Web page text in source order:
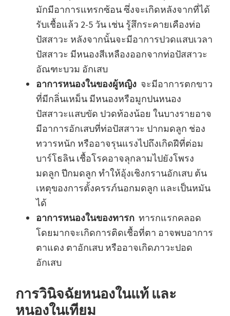
มักมีอาการแทรกซ้อน ซึ่งจะเกิดหลังจากที่ได้
รับเชื้อแล้ว 2-5 วัน เช่น รู้สึกระคายเคืองท่อ
ปัสสาวะ หลังจากนั้นจะมีอาการปวดแสบเวลา
ปัสสาวะ มีหนองสีเหลืองออกจากท่อปัสสาวะ
อัณฑะบวม อักเสบ
อาการหนองในของผู้หญิง จะมีอาการตกขาว
ที่มีกลิ่นเหม็น มีหนองหรือมูกปนหนอง
ปัสสาวะแสบขัด ปวดท้องน้อย ในบางรายอาจ
มีอาการอักเสบที่ท่อปัสสาวะ ปากมดลูก ช่อง
ทวารหนัก หรืออาจรุนแรงไปถึงเกิดฝีที่ต่อม
บาร์โธลิน เชื้อโรคอาจลุกลามไปยังโพรง
มดลูก ปีกมดลูก ทำให้อุ้งเชิงกรานอักเสบ ต้น
เหตุของการตั้งครรภ์นอกมดลูก และเป็นหมัน
ได้
อาการหนองในของทารก ทารกแรกคลอด
โดยมากจะเกิดการติดเชื้อที่ตา อาจพบอาการ
ตาแดง ตาอักเสบ หรืออาจเกิดภาวะปอด
อักเสบ
การวินิจฉัยหนองในแท้ และ
หนองในเทียม